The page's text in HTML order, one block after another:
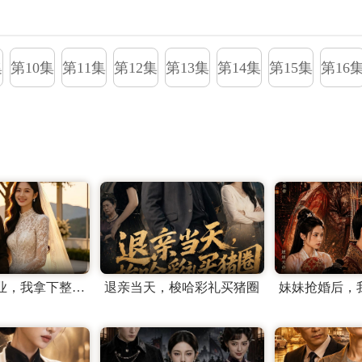
第10集 第11集 第12集 第13集 第14集 第15集 第16
他们抢走家业，我拿下整个翡翠圈 退亲当天，梭哈彩礼买猪圈